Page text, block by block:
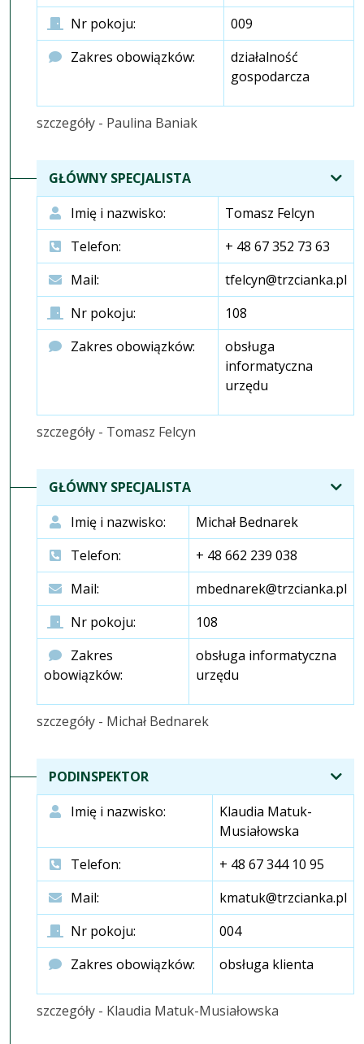
szczegóły - Paulina Baniak
Nr pokoju:
009
Zakres obowiązków:
działalność
gospodarcza
GŁÓWNY SPECJALISTA
szczegóły - Tomasz Felcyn
Imię i nazwisko:
Tomasz Felcyn
Telefon:
+ 48 67 352 73 63
Mail:
tfelcyn@trzcianka.pl
Nr pokoju:
108
Zakres obowiązków:
obsługa
informatyczna
urzędu
GŁÓWNY SPECJALISTA
szczegóły - Michał Bednarek
Imię i nazwisko:
Michał Bednarek
Telefon:
+ 48 662 239 038
Mail:
mbednarek@trzcianka.pl
Nr pokoju:
108
Zakres
obowiązków:
obsługa informatyczna
urzędu
PODINSPEKTOR
szczegóły - Klaudia Matuk-Musiałowska
Imię i nazwisko:
Klaudia Matuk-
Musiałowska
Telefon:
+ 48 67 344 10 95
Mail:
kmatuk@trzcianka.pl
Nr pokoju:
004
Zakres obowiązków:
obsługa klienta